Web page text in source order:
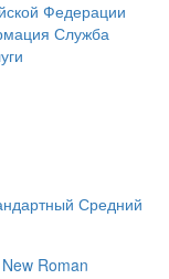
Федерации
Служба
Средний
Roman